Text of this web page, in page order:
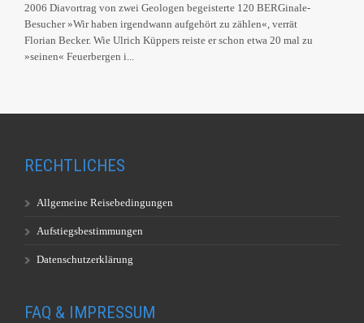
2006 Diavortrag von zwei Geologen begeisterte 120 BERGinale-
Besucher »Wir haben irgendwann aufgehört zu zählen«, verrät
Florian Becker. Wie Ulrich Küppers reiste er schon etwa 20 mal zu
»seinen« Feuerbergen i...
RECHTLICHES
Allgemeine Reisebedingungen
Aufstiegsbestimmungen
Datenschutzerklärung
FAQ & IMPRESSUM